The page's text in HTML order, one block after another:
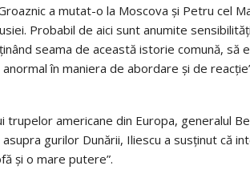
a mutat-o la Moscova şi Petru cel
Probabil de aici sunt anumite
seama de această istorie comună, să
în maniera de abordare şi de
trupelor americane din Europa, generalul
gurilor Dunării, Iliescu a susţinut că
şi o mare putere”.